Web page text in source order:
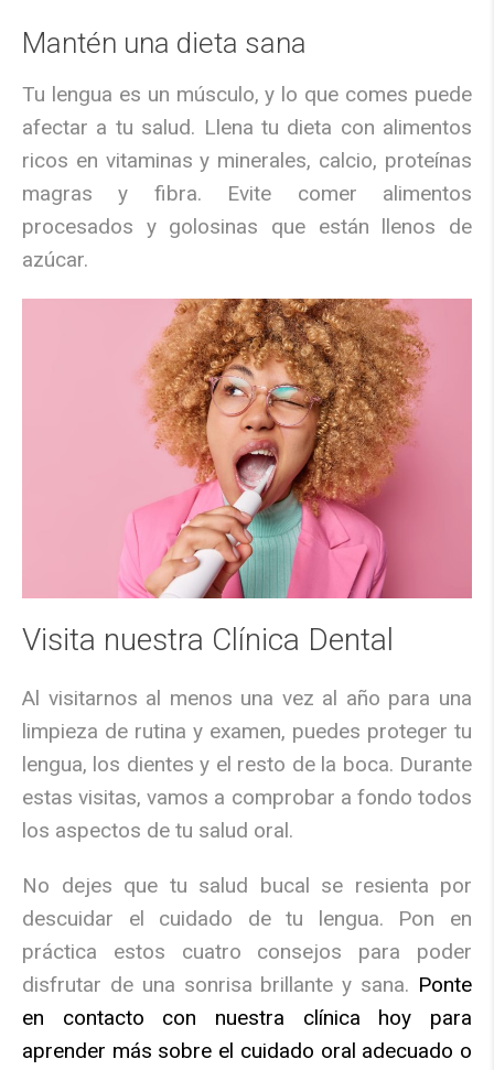
Mantén una dieta sana
Tu lengua es un músculo, y lo que comes puede
afectar a tu salud. Llena tu dieta con alimentos
ricos en vitaminas y minerales, calcio, proteínas
magras y fibra. Evite comer alimentos
procesados y golosinas que están llenos de
azúcar.
Visita nuestra Clínica Dental
Al visitarnos al menos una vez al año para una
limpieza de rutina y examen, puedes proteger tu
lengua, los dientes y el resto de la boca. Durante
estas visitas, vamos a comprobar a fondo todos
los aspectos de tu salud oral.
No dejes que tu salud bucal se resienta por
descuidar el cuidado de tu lengua. Pon en
práctica estos cuatro consejos para poder
disfrutar de una sonrisa brillante y sana. Ponte
en contacto con nuestra clínica hoy para
aprender más sobre el cuidado oral adecuado o